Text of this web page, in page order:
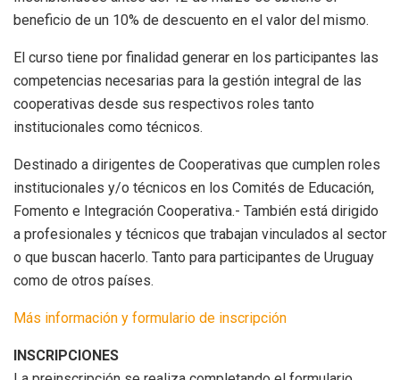
beneficio de un 10% de descuento en el valor del mismo.
El curso tiene por finalidad generar en los participantes las
competencias necesarias para la gestión integral de las
cooperativas desde sus respectivos roles tanto
institucionales como técnicos.
Destinado a dirigentes de Cooperativas que cumplen roles
institucionales y/o técnicos en los Comités de Educación,
Fomento e Integración Cooperativa.- También está dirigido
a profesionales y técnicos que trabajan vinculados al sector
o que buscan hacerlo. Tanto para participantes de Uruguay
como de otros países.
Más información y formulario de inscripción
INSCRIPCIONES